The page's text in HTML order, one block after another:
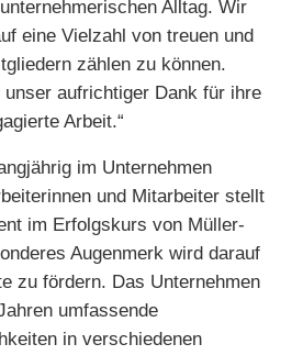
Alltag. Wir
eine Vielzahl von treuen und
zählen zu können.
unser aufrichtiger Dank für ihre
Arbeit.“
im Unternehmen
und Mitarbeiter stellt
im Erfolgskurs von Müller-
Augenmerk wird darauf
zu fördern. Das Unternehmen
umfassende
in verschiedenen